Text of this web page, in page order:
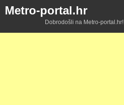
Metro-portal.hr
Dobrodošli na Metro-portal.hr!